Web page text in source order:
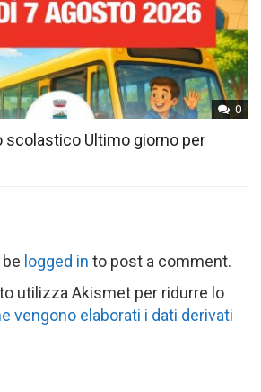
0
scolastico Ultimo giorno per
logged in to post a comment.
utilizza Akismet per ridurre lo
vengono elaborati i dati derivati